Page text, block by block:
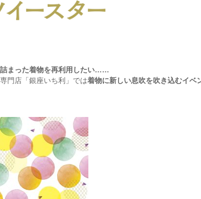
まった着物を再利用したい……
門店「銀座いち利」では着物に新しい息吹を吹き込むイベ